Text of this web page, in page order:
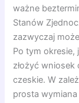
ważne
Stanów
zazwyczaj
Po tym okresie,
złożyć
czeskie. W
prosta